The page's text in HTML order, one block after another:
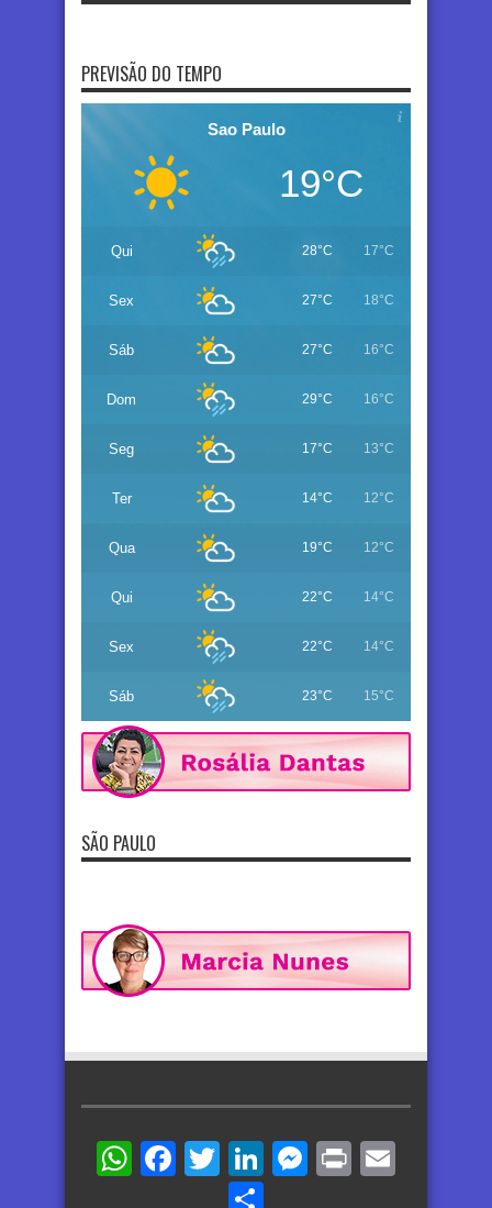
PREVISÃO DO TEMPO
Sao Paulo
19°C
Qui 28°C 17°C
Sex 27°C 18°C
Sáb 27°C 16°C
Dom 29°C 16°C
Seg 17°C 13°C
Ter 14°C 12°C
Qua 19°C 12°C
Qui 22°C 14°C
Sex 22°C 14°C
Sáb 23°C 15°C
SÃO PAULO
WhatsApp
Facebook
TwitterLinkedIn
Messenger
Print